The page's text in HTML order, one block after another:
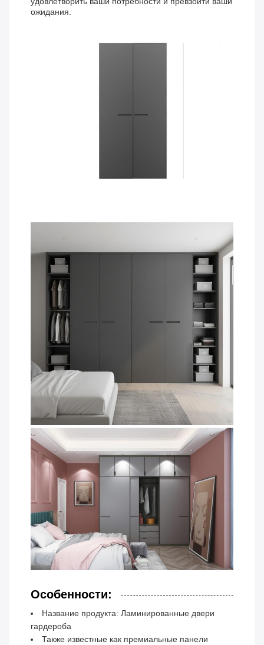
ожидания.
Особенности:
Название продукта: Ламинированные двери
гардероба
Также известные как премиальные панели